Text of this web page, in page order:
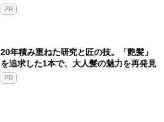
PR
20年積み重ねた研究と匠の技。「艶髪」
を追求した1本で、大人髪の魅力を再発見
PR